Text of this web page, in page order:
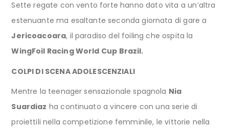
Sette regate con vento forte hanno dato vita a un’altra
estenuante ma esaltante seconda giornata di gare a
Jericoacoara, il paradiso del foiling che ospita la
WingFoil Racing World Cup Brazil.
COLPI DI SCENA ADOLESCENZIALI
Mentre la teenager sensazionale spagnola Nia
Suardiaz ha continuato a vincere con una serie di
proiettili nella competizione femminile, le vittorie nella